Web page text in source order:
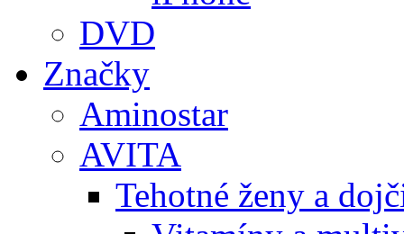
DVD
Značky
Aminostar
AVITA
Tehotné ženy a